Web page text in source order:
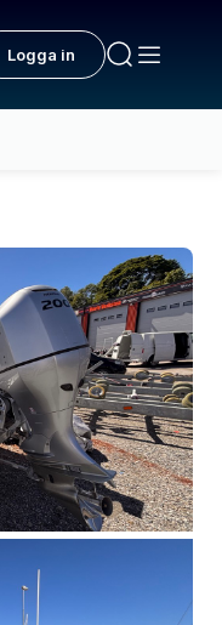
Logga in